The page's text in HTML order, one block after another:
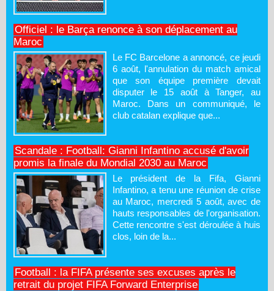
Officiel : le Barça renonce à son déplacement au
Maroc
Le FC Barcelone a annoncé, ce jeudi
6 août, l'annulation du match amical
que son équipe première devait
disputer le 15 août à Tanger, au
Maroc. Dans un communiqué, le
club catalan explique que...
Scandale : Football: Gianni Infantino accusé d'avoir
promis la finale du Mondial 2030 au Maroc
Le président de la Fifa, Gianni
Infantino, a tenu une réunion de crise
au Maroc, mercredi 5 août, avec de
hauts responsables de l'organisation.
Cette rencontre s'est déroulée à huis
clos, loin de la...
Football : la FIFA présente ses excuses après le
retrait du projet FIFA Forward Enterprise